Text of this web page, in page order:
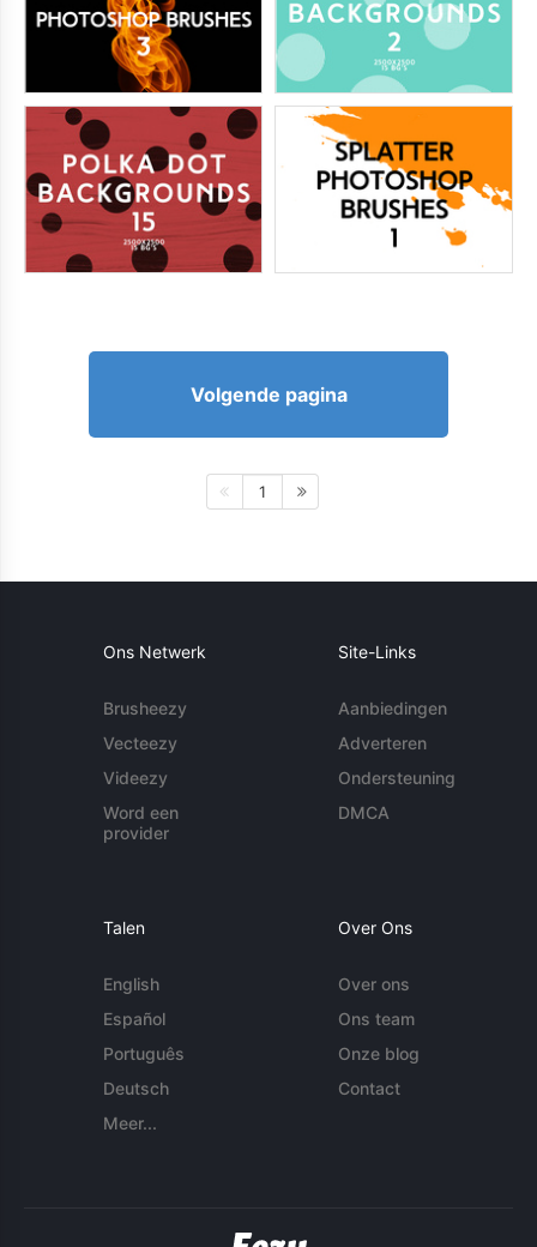
Volgende pagina
1
Ons Netwerk
Brusheezy
Vecteezy
Videezy
Word een
provider
Site-Links
Aanbiedingen
Adverteren
Ondersteuning
DMCA
Talen
English
Español
Português
Deutsch
Meer...
Over Ons
Over ons
Ons team
Onze blog
Contact